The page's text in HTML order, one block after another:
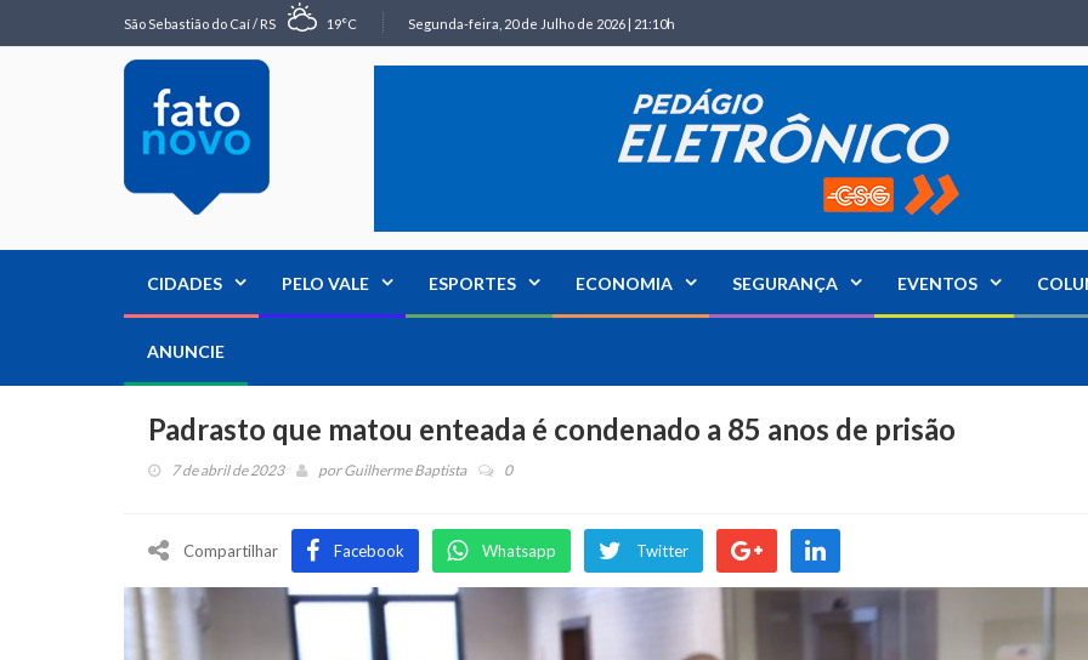
São Sebastião do Caí / RS 19°C Segunda-feira, 20 de Julho de 2026 | 21:10h
CIDADES PELO VALE ESPORTES ECONOMIA SEGURANÇA EVENTOS
ANUNCIE
Padrasto que matou enteada é condenado a 85 anos de prisão
7 de abril de 2023 porGuilherme Baptista 0
Compartilhar Facebook Whatsapp Twitter